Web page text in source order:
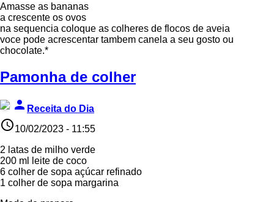
Amasse as bananas
a crescente os ovos
na sequencia coloque as colheres de flocos de aveia
voce pode acrescentar tambem canela a seu gosto ou
chocolate.*
Pamonha de colher
person Receita do Dia
access_time10/02/2023 - 11:55
2 latas de milho verde
200 ml leite de coco
6 colher de sopa açúcar refinado
1 colher de sopa margarina